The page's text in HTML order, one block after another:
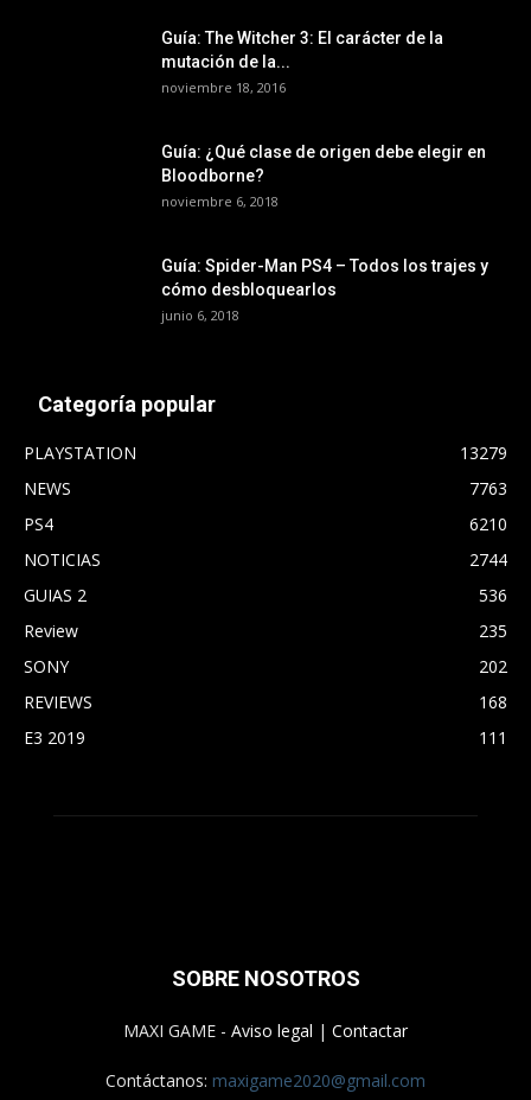
Guía: The Witcher 3: El carácter de la
mutación de la...
noviembre 18, 2016
Guía: ¿Qué clase de origen debe elegir en
Bloodborne?
noviembre 6, 2018
Guía: Spider-Man PS4 – Todos los trajes y
cómo desbloquearlos
junio 6, 2018
Categoría popular
PLAYSTATION
13279
NEWS
7763
PS4
6210
NOTICIAS
2744
GUIAS 2
536
Review
235
SONY
202
REVIEWS
168
E3 2019
111
SOBRE NOSOTROS
MAXI GAME - Aviso legal | Contactar
Contáctanos: maxigame2020@gmail.com